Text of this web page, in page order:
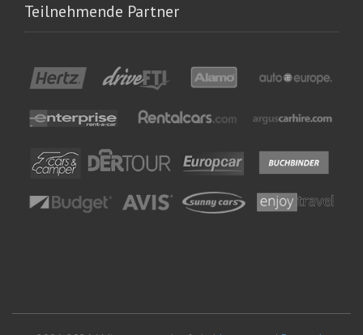
Teilnehmende Partner